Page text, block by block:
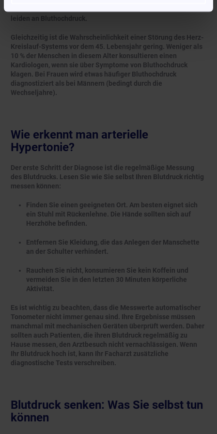
leiden an Bluthochdruck.
Gleichzeitig ist die Wahrscheinlichkeit einer Störung des Herz-
Kreislauf-Systems vor dem 45. Lebensjahr gering. Weniger als
10 % der Menschen in diesem Alter konsultieren einen
Kardiologen, wenn sie über Symptome von Bluthochdruck
klagen. Bei Frauen wird etwas häufiger Bluthochdruck
diagnostiziert als bei Männern (bedingt durch die
Wechseljahre).
Wie erkennt man arterielle
Hypertonie?
Der erste Schritt der Diagnose ist die regelmäßige Messung
des Blutdrucks. Lesen Sie wie Sie selbst Ihren Blutdruck richtig
messen können:
Finden Sie einen geeigneten Ort. Am besten eignet sich
ein Stuhl mit Rückenlehne. Die Hände sollten sich auf
Herzhöhe befinden.
Entfernen Sie Kleidung, die das Anlegen der Manschette
an der Schulter verhindert.
Rauchen Sie nicht, konsumieren Sie kein Koffein und
vermeiden Sie in den letzten 30 Minuten körperliche
Aktivität.
Es ist wichtig zu beachten, dass die Messwerte automatischer
Tonometer nicht immer genau sind. Ihre Ergebnisse müssen
manchmal mit mechanischen Geräten überprüft werden. Daher
sollten auch Patienten, die ihren Blutdruck regelmäßig zu
Hause messen, den Arztbesuch nicht vernachlässigen. Wenn
Ihr Blutdruck hoch ist, kann Ihr Facharzt zusätzliche
diagnostische Tests verschreiben.
Blutdruck senken: Was Sie selbst tun
können